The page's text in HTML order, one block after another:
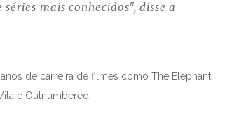
mais conhecidos", disse a
de carreira de filmes como The Elephant
e Outnumbered.